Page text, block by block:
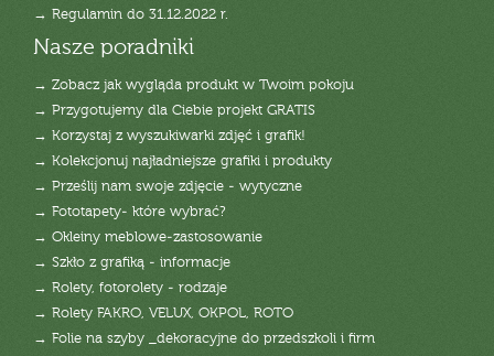
→ Regulamin do 31.12.2022 r.
Nasze poradniki
→ Zobacz jak wygląda produkt w Twoim pokoju
→ Przygotujemy dla Ciebie projekt GRATIS
→ Korzystaj z wyszukiwarki zdjęć i grafik!
→ Kolekcjonuj najładniejsze grafiki i produkty
→ Prześlij nam swoje zdjęcie - wytyczne
→ Fototapety- które wybrać?
→ Okleiny meblowe-zastosowanie
→ Szkło z grafiką - informacje
→ Rolety, fotorolety - rodzaje
→ Rolety FAKRO, VELUX, OKPOL, ROTO
→ Folie na szyby _dekoracyjne do przedszkoli i firm